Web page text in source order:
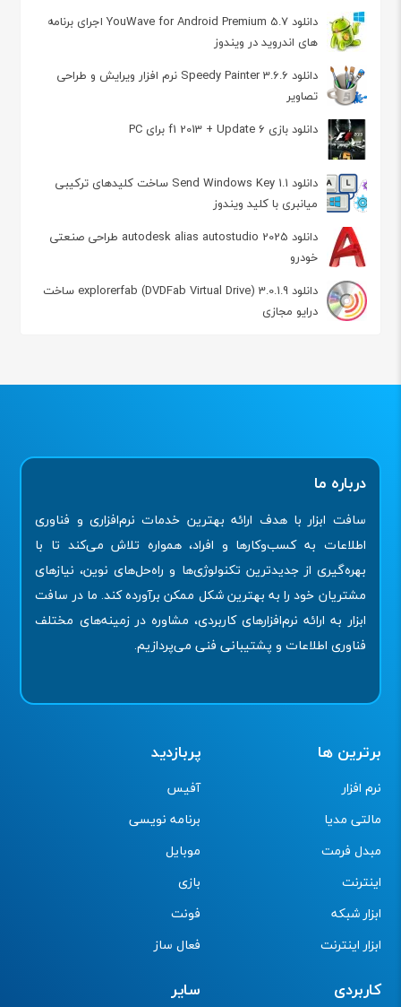
دانلود YouWave for Android Premium 5.7 اجرای برنامه
های اندروید در ویندوز
دانلود Speedy Painter 3.6.6 نرم افزار ویرایش و طراحی
تصاویر
دانلود بازی f1 2013 + Update 6 برای PC
دانلود Send Windows Key 1.1 ساخت کلیدهای ترکیبی
میانبری با کلید ویندوز
دانلود autodesk alias autostudio 2025 طراحی صنعتی
خودرو
دانلود explorerfab (DVDFab Virtual Drive) 3.0.1.9 ساخت
درایو مجازی
درباره ما
سافت ابزار با هدف ارائه بهترین خدمات نرم‌افزاری و فناوری
اطلاعات به کسب‌وکارها و افراد، همواره تلاش می‌کند تا با
بهره‌گیری از جدیدترین تکنولوژی‌ها و راه‌حل‌های نوین، نیازهای
مشتریان خود را به بهترین شکل ممکن برآورده کند. ما در سافت
ابزار به ارائه نرم‌افزارهای کاربردی، مشاوره در زمینه‌های مختلف
فناوری اطلاعات و پشتیبانی فنی می‌پردازیم.
برترین ها
نرم افزار
مالتی مدیا
مبدل فرمت
اینترنت
ابزار شبکه
ابزار اینترنت
پربازدید
آفیس
برنامه نویسی
موبایل
بازی
فونت
فعال ساز
کاربردی سایر